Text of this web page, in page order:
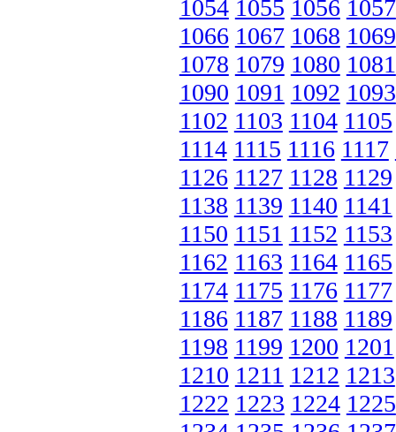
1054 1055 1056 1057
1066 1067 1068 1069
1078 1079 1080 1081
1090 1091 1092 1093
1102 1103 1104 1105
1114 1115 1116 1117
1126 1127 1128 1129
1138 1139 1140 1141
1150 1151 1152 1153
1162 1163 1164 1165
1174 1175 1176 1177
1186 1187 1188 1189
1198 1199 1200 1201
1210 1211 1212 1213
1222 1223 1224 1225